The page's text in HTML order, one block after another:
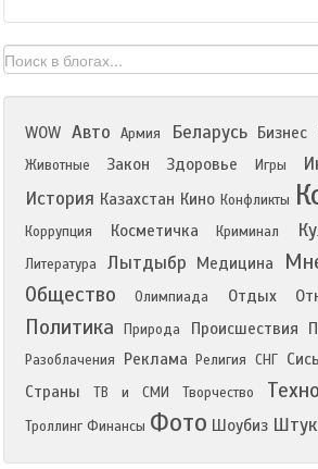
WOW Авто Армия Беларусь Бизнес
Животные
Закон Здоровье Игры
История Казахстан Кино Конфликты
Коррупция Косметичка Криминал
Литература Лытдыбр Медицина
Общество Олимпиада Отдых
Политика Природа Происшествия
Разоблачения
Реклама Религия СНГ
Страны
ТВ и СМИ Творчество
Троллинг Финансы Фото Шоубиз